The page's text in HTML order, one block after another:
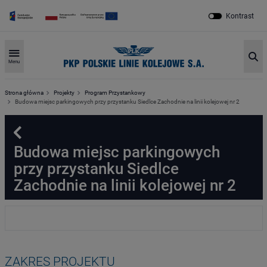
Kontrast
Menu
Strona główna Projekty
Program Przystankowy
Budowa miejsc parkingowych przy przystanku Siedlce Zachodnie na linii kolejowej nr 2
Powrót
Budowa miejsc parkingowych
przy przystanku Siedlce
Zachodnie na linii kolejowej nr 2
ZAKRES PROJEKTU